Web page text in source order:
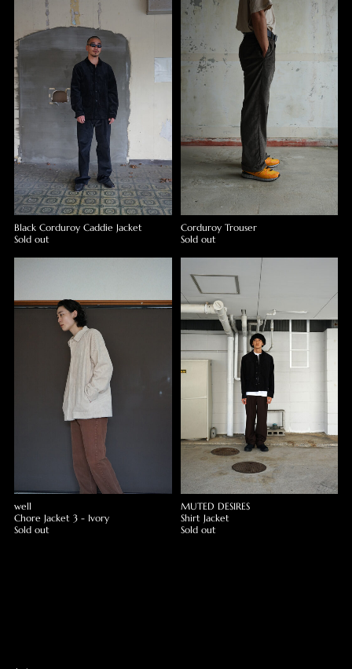
Black Corduroy Caddie Jacket
Sold out
Corduroy Trouser
Sold out
well
Chore Jacket 3 - Ivory
Sold out
MUTED DESIRES
Shirt Jacket
Sold out